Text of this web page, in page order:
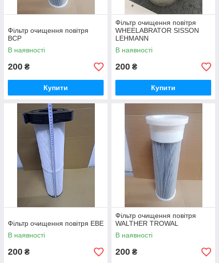
Фільтр очищення повітря
BCP
В наявності
200 ₴
Купити
Фільтр очищення повітря
WHEELABRATOR SISSON
LEHMANN
В наявності
200 ₴
Купити
Фільтр очищення повітря EBE
В наявності
200 ₴
Фільтр очищення повітря
WALTHER TROWAL
В наявності
200 ₴